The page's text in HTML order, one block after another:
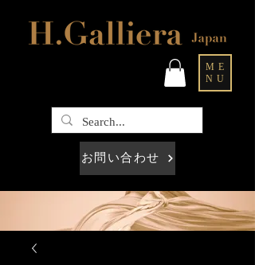
ME
NU
お問い合わせ